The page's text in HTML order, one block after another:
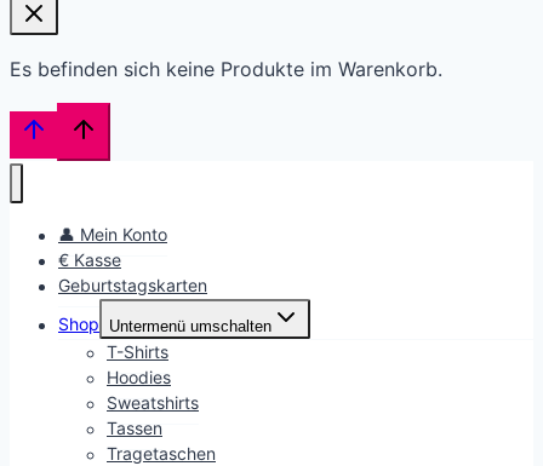
Es befinden sich keine Produkte im Warenkorb.
👤 Mein Konto
€ Kasse
Geburtstagskarten
Shop
Untermenü umschalten
T-Shirts
Hoodies
Sweatshirts
Tassen
Tragetaschen